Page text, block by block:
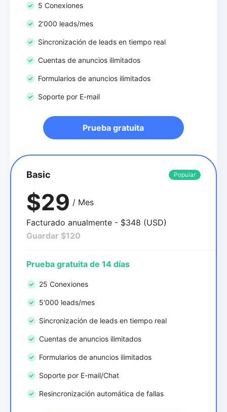
5 Conexiones
2'000 leads/mes
Sincronización de leads en tiempo real
Cuentas de anuncios ilimitados
Formularios de anuncios ilimitados
Soporte por E-mail
Prueba gratuita
Basic Popular
$29 / Mes
Facturado anualmente - $348 (USD)
Guardar $120
Prueba gratuita de 14 días
25 Conexiones
5'000 leads/mes
Sincronización de leads en tiempo real
Cuentas de anuncios ilimitados
Formularios de anuncios ilimitados
Soporte por E-mail/Chat
Resincronización automática de fallas